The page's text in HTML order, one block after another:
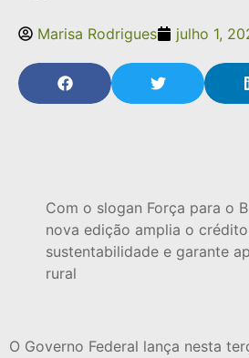
Marisa Rodrigues julho 1,
Com o slogan Força para o
nova edição amplia o
sustentabilidade e garante
rural
O Governo Federal lança nesta